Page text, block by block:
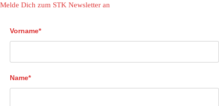
Melde Dich zum STK Newsletter an
Vorname*
Name*